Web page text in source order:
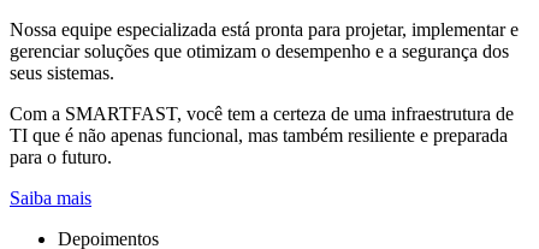
Nossa equipe especializada está pronta para projetar, implementar e
gerenciar soluções que otimizam o desempenho e a segurança dos
seus sistemas.
Com a SMARTFAST, você tem a certeza de uma infraestrutura de
TI que é não apenas funcional, mas também resiliente e preparada
para o futuro.
Saiba mais
Depoimentos